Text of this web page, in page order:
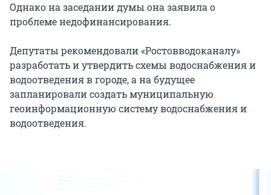
Однако на заседании думы она заявила о
проблеме недофинансирования.
Депутаты рекомендовали «Ростовводоканалу»
разработать и утвердить схемы водоснабжения и
водоотведения в городе, а на будущее
запланировали создать муниципальную
геоинформационную систему водоснабжения и
водоотведения.